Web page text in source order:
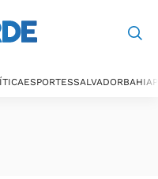
ESPORTESSALVADORBAHIA